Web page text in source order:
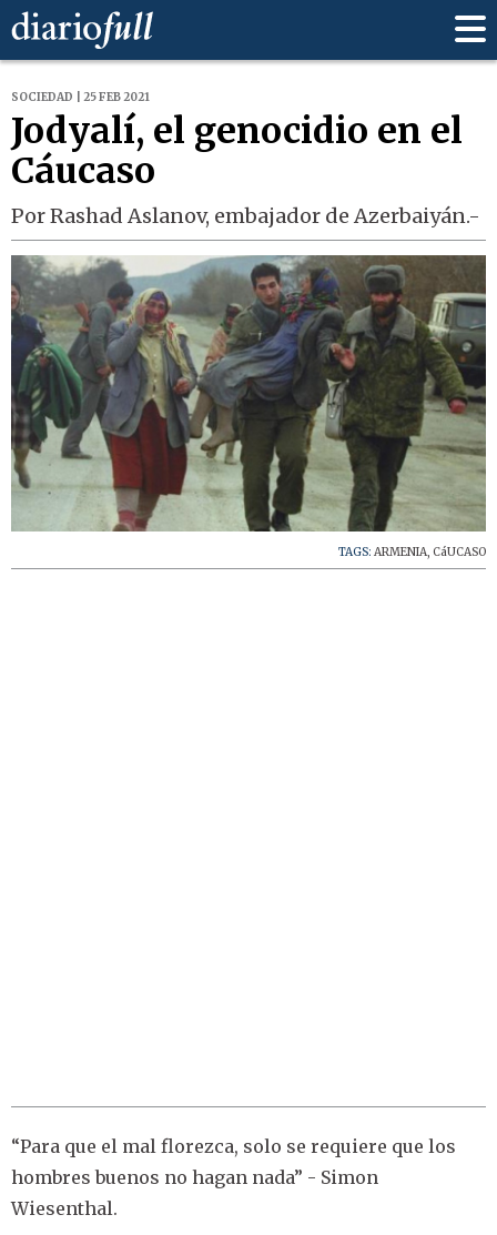
SOCIEDAD | 25 FEB 2021
Jodyalí, el genocidio en el
Cáucaso
Por Rashad Aslanov, embajador de Azerbaiyán.-
TAGS: ARMENIA, CáUCASO
“Para que el mal florezca, solo se requiere que los
hombres buenos no hagan nada” - Simon
Wiesenthal.